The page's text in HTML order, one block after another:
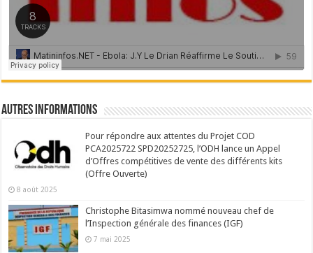
Autres Informations
Pour répondre aux attentes du Projet COD
PCA2025722 SPD20252725, l’ODH lance un Appel
d’Offres compétitives de vente des différents kits
(Offre Ouverte)
8 août 2025
Christophe Bitasimwa nommé nouveau chef de
l’Inspection générale des finances (IGF)
7 mai 2025